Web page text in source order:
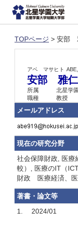
TOPページ > 安部
アベ マサヒト
安部 雅仁
所属
北星学
職種
教授
メールアドレス
現在の研究分野
社会保障財政, 医療
較）, 医療のIT（
財政 医療経済、医
著書・論文等
1.
2024/01